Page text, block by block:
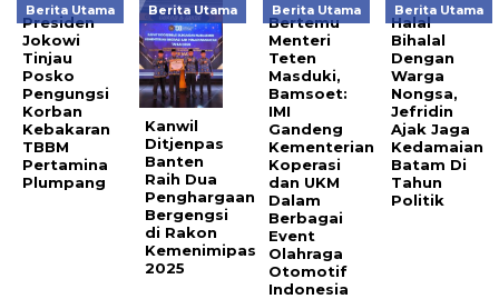
Berita Utama
Presiden
Jokowi
Tinjau
Posko
Pengungsi
Korban
Kebakaran
TBBM
Pertamina
Plumpang
Berita Utama
Kanwil
Ditjenpas
Banten
Raih Dua
Penghargaan
Bergengsi
di Rakon
Kemenimipas
2025
Berita Utama
Bertemu
Menteri
Teten
Masduki,
Bamsoet:
IMI
Gandeng
Kementerian
Koperasi
dan UKM
Dalam
Berbagai
Event
Olahraga
Otomotif
Indonesia
Berita Utama
Halal
Bihalal
Dengan
Warga
Nongsa,
Jefridin
Ajak Jaga
Kedamaian
Batam Di
Tahun
Politik